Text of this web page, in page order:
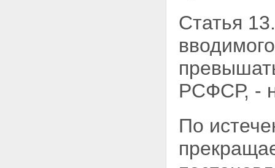
Статья
РСФСР, -
По